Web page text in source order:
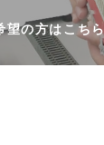
望の方はこちら